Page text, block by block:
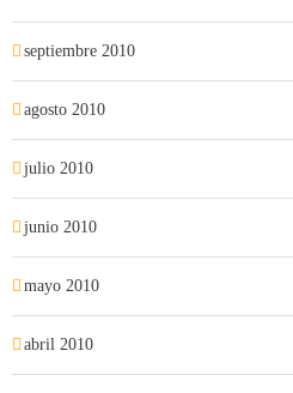
septiembre 2010
agosto 2010
julio 2010
junio 2010
mayo 2010
abril 2010